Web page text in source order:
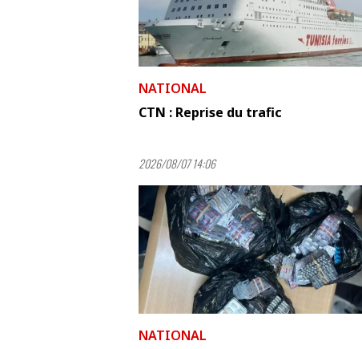
NATIONAL
CTN : Reprise du trafic
2026/08/07 14:06
NATIONAL